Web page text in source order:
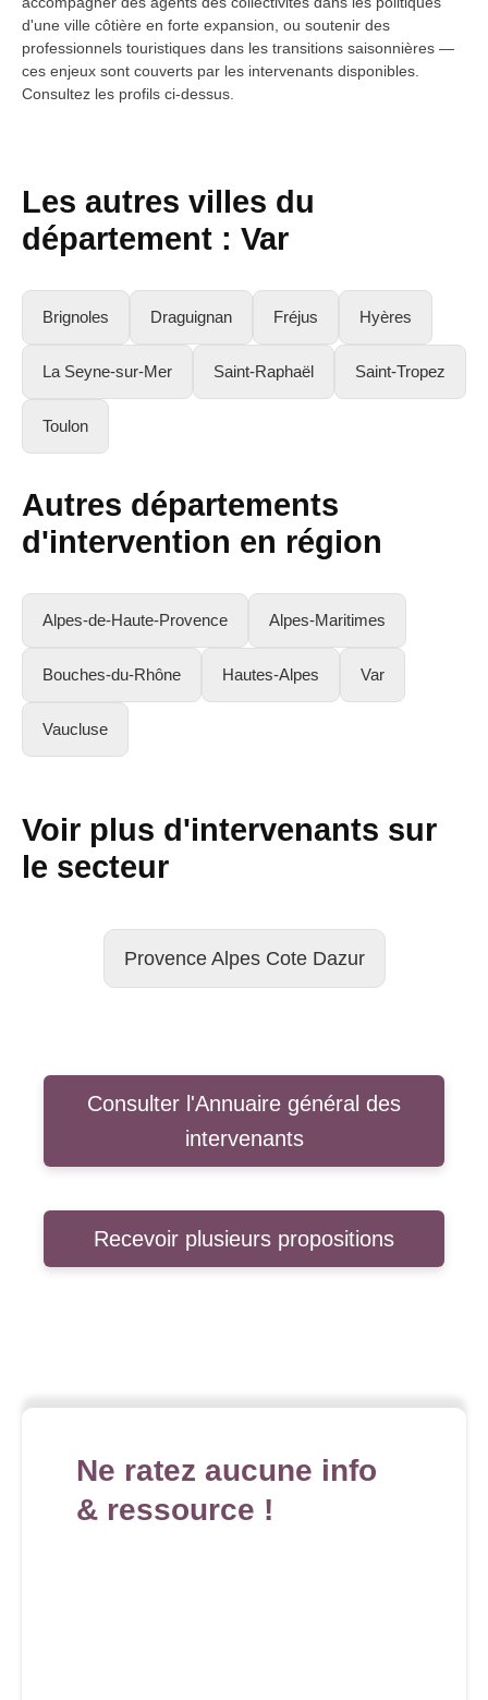
d'une ville côtière en forte expansion, ou soutenir des
professionnels touristiques dans les transitions saisonnières —
ces enjeux sont couverts par les intervenants disponibles.
Consultez les profils ci-dessus.
Les autres villes du
département : Var
Brignoles Draguignan Fréjus Hyères
La Seyne-sur-Mer Saint-Raphaël Saint-Tropez
Toulon
Autres départements
d'intervention en région
Alpes-de-Haute-Provence Alpes-Maritimes
Bouches-du-Rhône Hautes-Alpes Var
Vaucluse
Voir plus d'intervenants sur
le secteur
Provence Alpes Cote Dazur
Consulter l'Annuaire général des
intervenants
Recevoir plusieurs propositions
Ne ratez aucune info
& ressource !